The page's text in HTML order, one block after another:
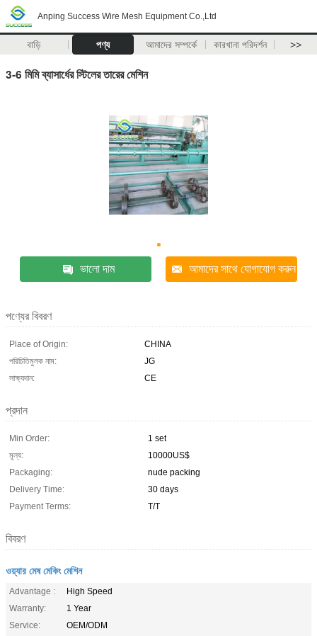
Anping Success Wire Mesh Equipment Co.,Ltd
বাড়ি পণ্য আমাদের সম্পর্কে কারখানা পরিদর্শন >>
3-6 মিমি ব্যাসার্ধের স্টিলের তারের মেশিন
ভালো দাম আমাদের সাথে যোগাযোগ করুন
পণ্যের বিবরণ
Place of Origin:
CHINA
পরিচিতিমুলক নাম:
JG
সাক্ষ্যদান:
CE
প্রদান
Min Order:
1 set
মূল্য:
10000US$
Packaging:
nude packing
Delivery Time:
30 days
Payment Terms:
T/T
বিবরণ
ওয়্যার মেষ মেকিং মেশিন
Advantage :
High Speed
Warranty:
1 Year
Service:
OEM/ODM